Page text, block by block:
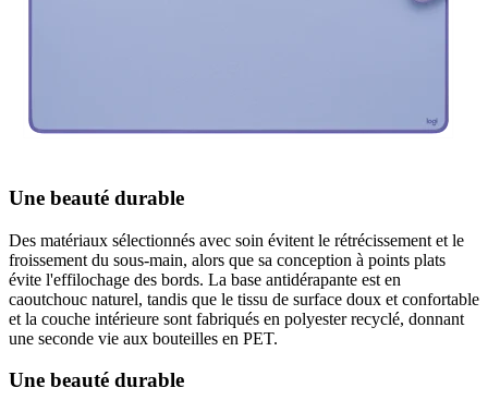
Une beauté durable
Des matériaux sélectionnés avec soin évitent le rétrécissement et le
froissement du sous-main, alors que sa conception à points plats
évite l'effilochage des bords. La base antidérapante est en
caoutchouc naturel, tandis que le tissu de surface doux et confortable
et la couche intérieure sont fabriqués en polyester recyclé, donnant
une seconde vie aux bouteilles en PET.
Une beauté durable